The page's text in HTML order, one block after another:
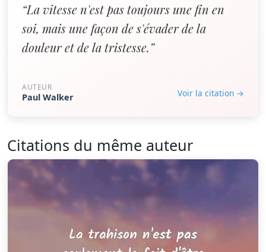
“La vitesse n'est pas toujours une fin en
soi, mais une façon de s'évader de la
douleur et de la tristesse.”
AUTEUR
Paul Walker Voir la citation →
Citations du même auteur